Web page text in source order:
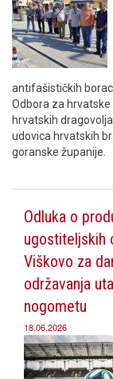
antifašističkih
Odbora za
hrvatskih
udovica hrvatskih
goranske županije.
Odluka o
ugostiteljskih
Viškovo za
održavanja
nogometu
18.06.2026